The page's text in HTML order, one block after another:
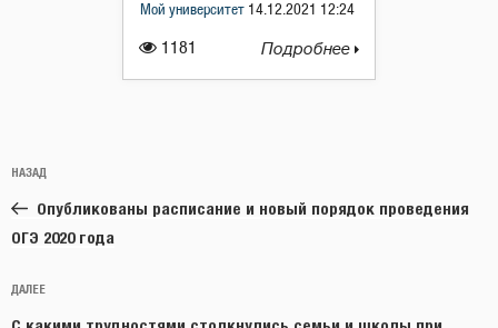
1181
Мой университет 14.12.2021 12:24
Подробнее
по
записям
Предыдущая
запись:
НАЗАД
Опубликованы расписание и новый порядок проведения
ОГЭ 2020 года
Следующая
запись
ДАЛЕЕ